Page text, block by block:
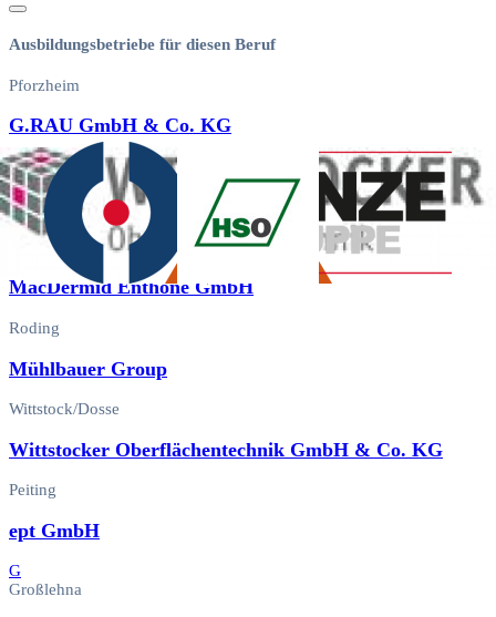
Ausbildungsbetriebe für diesen Beruf
Pforzheim
G.RAU GmbH & Co. KG
Pforzheim
Heimerle + Meule GmbH
Langenfeld (Rheinland)
MacDermid Enthone GmbH
Roding
Mühlbauer Group
Wittstock/Dosse
Wittstocker Oberflächentechnik GmbH & Co. KG
Peiting
ept GmbH
G
Großlehna